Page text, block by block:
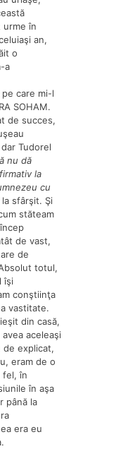
urme în
an,
o
a
care mi-l
SOHAM.
de succes,
Tudorel
nu dă
la
cu
sfârşit. Şi
stăteam
de vast,
de
totul,
îşi
conştiinţa
vastitate.
din casă,
aceleaşi
de explicat,
eram de o
fel, în
în aşa
până la
era eu